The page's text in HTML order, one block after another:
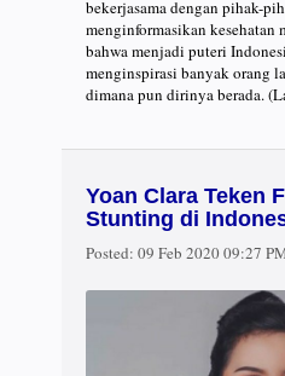
bekerjasama dengan pihak-
menginformasikan kesehatan
bahwa menjadi puteri
menginspirasi banyak orang
dimana pun dirinya berada.
Yoan Clara Teken
Stunting di
Posted: 09 Feb 2020 09:27